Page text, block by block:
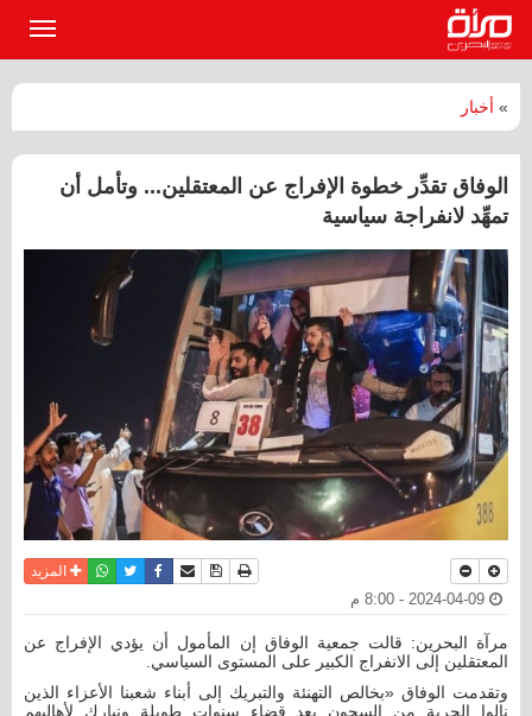
» أخبار
الوفاق تقدِّر خطوة الإفراج عن المعتقلين... وتأمل أن
تمهِّد لانفراجة سياسية
نسخة للطباعة
حفظ الموضوع
أرسل الى صديق
فيسبوكتويترواتسابالمزيد
مرآة البحرين: قالت جمعية الوفاق إن المأمول أن يؤدي الإفراج عن
المعتقلين إلى الانفراج الكبير على المستوى السياسي.
وتقدمت الوفاق «بخالص التهنئة والتبريك إلى أبناء شعبنا الأعزاء الذين
نالوا الحرية من السجون بعد قضاء سنوات طويلة ونبارك لأهاليهم